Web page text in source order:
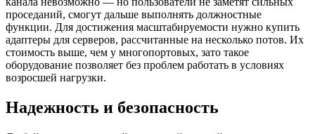
проседаний, смогут дальше выполнять должностные
функции. Для достижения масштабируемости нужно купить
адаптеры для серверов, рассчитанные на несколько потов. Их
стоимость выше, чем у многопортовых, зато такое
оборудование позволяет без проблем работать в условиях
возросшей нагрузки.
Надежность и безопасность